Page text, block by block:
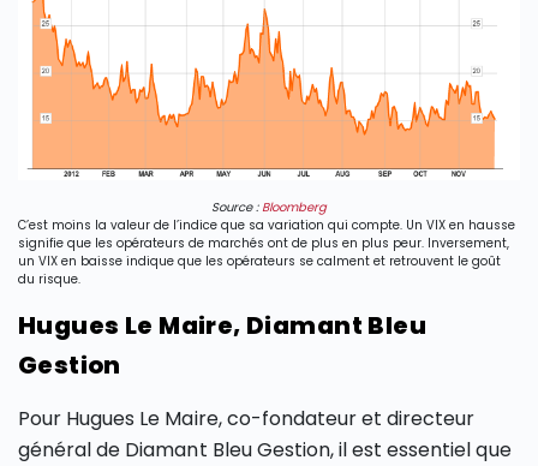
Source :Bloomberg
C’est moins la valeur de l’indice que sa variation qui compte. Un VIX en hausse
signifie que les opérateurs de marchés ont de plus en plus peur. Inversement,
un VIX en baisse indique que les opérateurs se calment et retrouvent le goût
du risque.
Hugues Le Maire, Diamant Bleu
Gestion
Pour Hugues Le Maire, co-fondateur et directeur
général de Diamant Bleu Gestion, il est essentiel que